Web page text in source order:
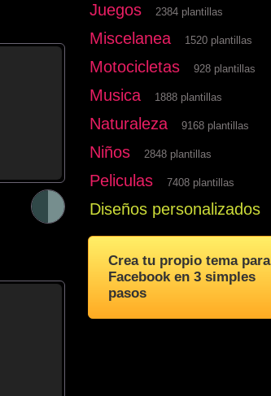
Juegos 2384 plantillas
Miscelanea 1520 plantillas
Motocicletas 928 plantillas
Musica 1888 plantillas
Naturaleza 9168 plantillas
Niños 2848 plantillas
Peliculas 7408 plantillas
Diseños personalizados
Crea tu propio tema para
Facebook en 3 simples
pasos